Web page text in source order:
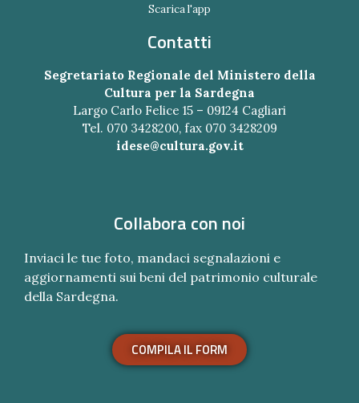
Scarica l'app
Contatti
Segretariato Regionale del Ministero della
Cultura per la Sardegna
Largo Carlo Felice 15 – 09124 Cagliari
Tel. 070 3428200, fax 070 3428209
idese@cultura.gov.it
Collabora con noi
Inviaci le tue foto, mandaci segnalazioni e
aggiornamenti sui beni del patrimonio culturale
della Sardegna.
COMPILA IL FORM